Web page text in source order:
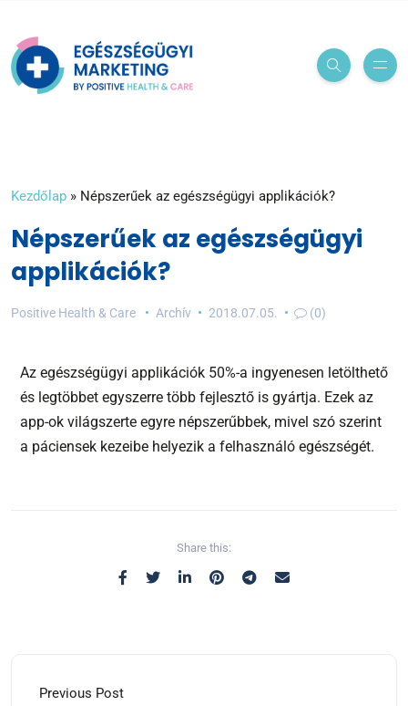
Kezdőlap » Népszerűek az egészségügyi applikációk?
Népszerűek az egészségügyi
applikációk?
Positive Health & Care Archív 2018.07.05. (0)
Az egészségügyi applikációk 50%-a ingyenesen letölthető
és legtöbbet egyszerre több fejlesztő is gyártja. Ezek az
app-ok világszerte egyre népszerűbbek, mivel szó szerint
a páciensek kezeibe helyezik a felhasználó egészségét.
Share this:
Previous Post